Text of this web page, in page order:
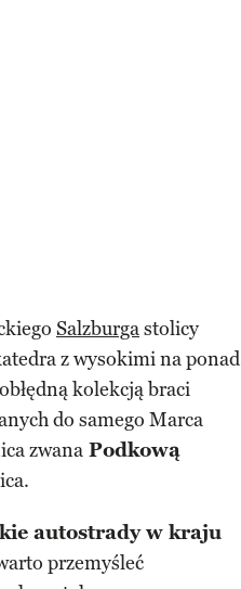
Salzburgastolicy
z wysokimi na ponad
kolekcją braci
do samego Marca
zwana Podkową
autostrady w kraju
przemyśleć